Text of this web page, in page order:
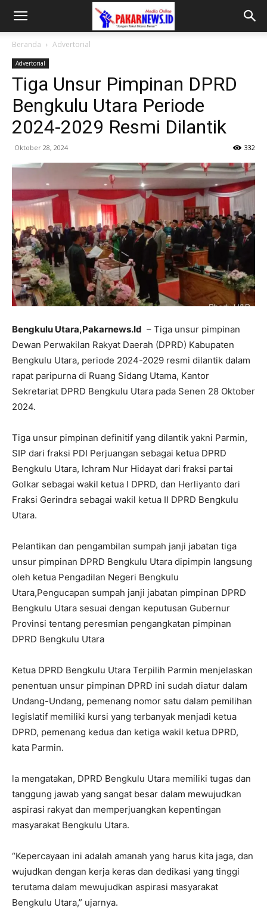
Beranda Advertorial
Advertorial
Tiga Unsur Pimpinan DPRD
Bengkulu Utara Periode
2024-2029 Resmi Dilantik
Oktober 28, 2024 332
Bengkulu Utara,Pakarnews.Id – Tiga unsur pimpinan
Dewan Perwakilan Rakyat Daerah (DPRD) Kabupaten
Bengkulu Utara, periode 2024-2029 resmi dilantik dalam
rapat paripurna di Ruang Sidang Utama, Kantor
Sekretariat DPRD Bengkulu Utara pada Senen 28 Oktober
2024.
Tiga unsur pimpinan definitif yang dilantik yakni Parmin,
SIP dari fraksi PDI Perjuangan sebagai ketua DPRD
Bengkulu Utara, Ichram Nur Hidayat dari fraksi partai
Golkar sebagai wakil ketua I DPRD, dan Herliyanto dari
Fraksi Gerindra sebagai wakil ketua II DPRD Bengkulu
Utara.
Pelantikan dan pengambilan sumpah janji jabatan tiga
unsur pimpinan DPRD Bengkulu Utara dipimpin langsung
oleh ketua Pengadilan Negeri Bengkulu
Utara,Pengucapan sumpah janji jabatan pimpinan DPRD
Bengkulu Utara sesuai dengan keputusan Gubernur
Provinsi tentang peresmian pengangkatan pimpinan
DPRD Bengkulu Utara
Ketua DPRD Bengkulu Utara Terpilih Parmin menjelaskan
penentuan unsur pimpinan DPRD ini sudah diatur dalam
Undang-Undang, pemenang nomor satu dalam pemilihan
legislatif memiliki kursi yang terbanyak menjadi ketua
DPRD, pemenang kedua dan ketiga wakil ketua DPRD,
kata Parmin.
la mengatakan, DPRD Bengkulu Utara memiliki tugas dan
tanggung jawab yang sangat besar dalam mewujudkan
aspirasi rakyat dan memperjuangkan kepentingan
masyarakat Bengkulu Utara.
“Kepercayaan ini adalah amanah yang harus kita jaga, dan
wujudkan dengan kerja keras dan dedikasi yang tinggi
terutama dalam mewujudkan aspirasi masyarakat
Bengkulu Utara,” ujarnya.